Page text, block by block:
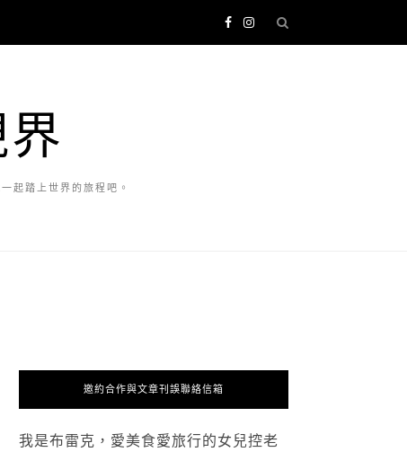
起踏上世界的旅程吧。
邀約合作與文章刊誤聯絡信箱
我是布雷克，愛美食愛旅行的女兒控老